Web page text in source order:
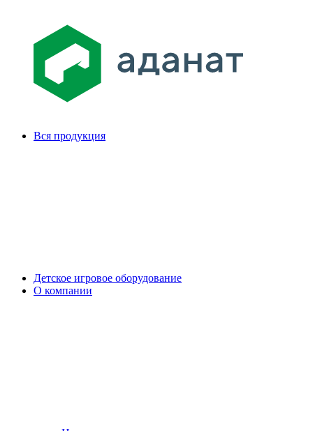
Вся продукция
Детское игровое оборудование
О компании